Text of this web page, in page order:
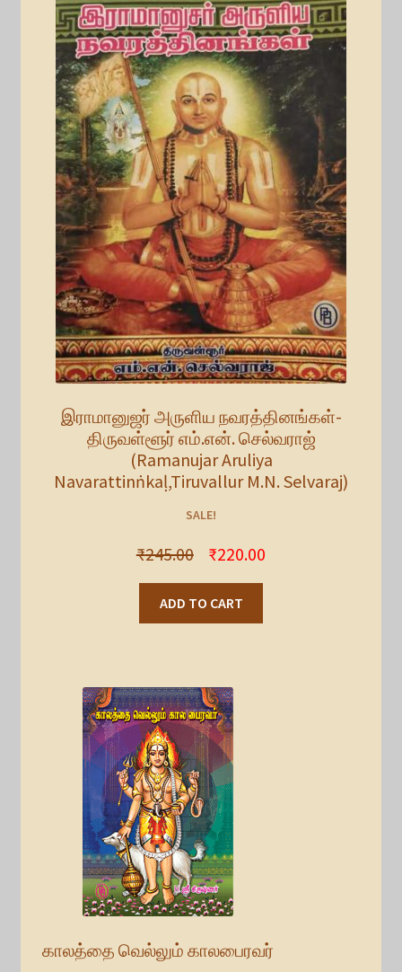
இராமானுஜர் அருளிய நவரத்தினங்கள்-
திருவள்ளூர் எம்.என். செல்வராஜ்
(Ramanujar Aruliya
Navarattinṅkaḷ,Tiruvallur M.N. Selvaraj)
SALE!
₹245.00 ₹220.00
ADD TO CART
காலத்தை வெல்லும் காலபைரவர்